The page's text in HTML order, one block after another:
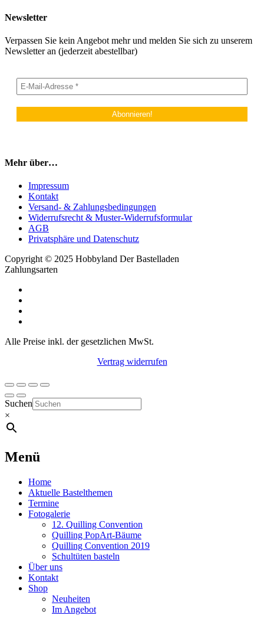
Newsletter
Verpassen Sie kein Angebot mehr und melden Sie sich zu unserem
Newsletter an (jederzeit abestellbar)
Mehr über…
Impressum
Kontakt
Versand- & Zahlungsbedingungen
Widerrufsrecht & Muster-Widerrufsformular
AGB
Privatsphäre und Datenschutz
Copyright © 2025 Hobbyland Der Bastelladen
Zahlungsarten
Alle Preise inkl. der gesetzlichen MwSt.
Vertrag widerrufen
Suchen
×
Menü
Home
Aktuelle Bastelthemen
Termine
Fotogalerie
12. Quilling Convention
Quilling PopArt-Bäume
Quilling Convention 2019
Schultüten basteln
Über uns
Kontakt
Shop
Neuheiten
Im Angebot